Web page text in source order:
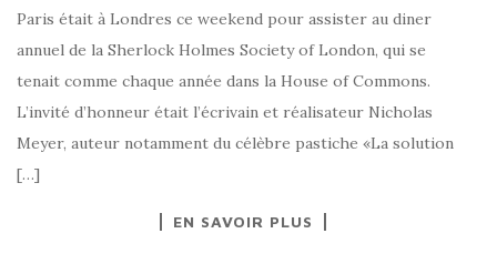
Paris était à Londres ce weekend pour assister au diner
annuel de la Sherlock Holmes Society of London, qui se
tenait comme chaque année dans la House of Commons.
L’invité d’honneur était l’écrivain et réalisateur Nicholas
Meyer, auteur notamment du célèbre pastiche «La solution
[…]
EN SAVOIR PLUS